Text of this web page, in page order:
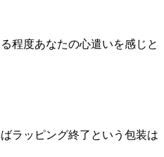
程度あなたの心遣いを感じと
ラッピング終了という包装は